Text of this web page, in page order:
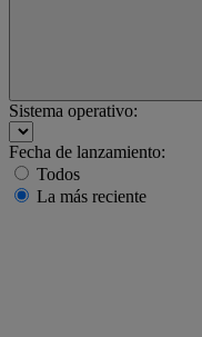
Sistema operativo:
Fecha de lanzamiento:
Todos
La más reciente